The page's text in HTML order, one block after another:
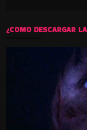
¿COMO DESCARGAR